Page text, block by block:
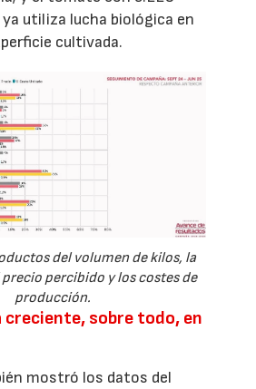
utiliza lucha biológica en
cultivada.
del volumen de kilos, la
percibido y los costes de
producción.
creciente, sobre todo, en
mostró los datos del